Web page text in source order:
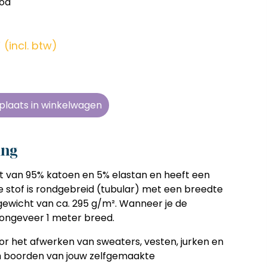
(incl. btw)
plaats in winkelwagen
van 95% katoen en 5% elastan en heeft een
stof is rondgebreid (tubular) met een breedte
van ca. 295 g/m². Wanneer je de
1 meter breed.
het afwerken van sweaters, vesten, jurken en
van jouw zelfgemaakte
zonder
tijd
zonder
tijd
zonder
tijd
zonder
tijd